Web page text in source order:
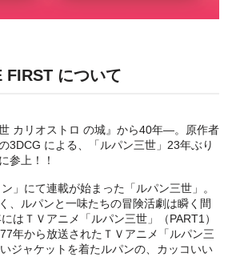
FIRST について
カリオストロ の城』から40年―。原作者
3DCG による、「ルパン三世」23年ぶり
参上！！
」にて連載が始まった「ルパン三世」。
、ルパンと一味たちの冒険活劇は瞬く間
はＴＶアニメ「ルパン三世」（PART1）
年から放送されたＴＶアニメ「ルパン三
ジャケットを着たルパンの、カッコいい